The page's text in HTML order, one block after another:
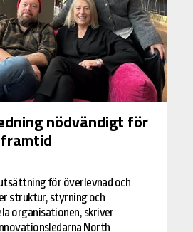
nödvändigt för
för överlevnad och
struktur, styrning och
organisationen, skriver
North